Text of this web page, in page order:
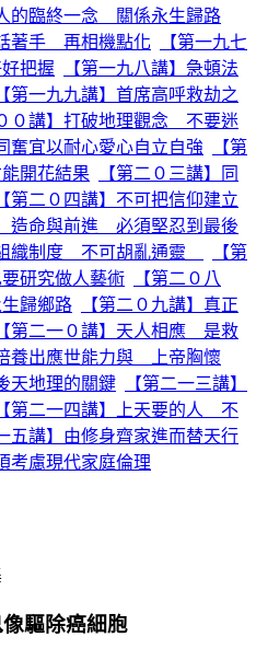
的臨終一念 關係永生歸路
著手 再相機點化
【第一九七
把握
【第一九八講】急頓法
【第一九九講】首席高呼救劫之
０講】打破地理觀念 不要迷
奮宜以耐心愛心自立自強
【第
開花結果
【第二０三講】同
【第二０四講】不可把信仰建立
造命與前進 必須堅忍到最後
組織制度 不可胡亂通靈
【第
研究做人藝術
【第二０八
歸鄉路
【第二０九講】真正
【第二一０講】天人相應 是救
養出應世能力與 上帝胸懷
天地理的關鍵
【第二一三講】
【第二一四講】上天要的人 不
五講】由修身齊家進而替天行
考慮現代家庭倫理
像驅除癌細胞